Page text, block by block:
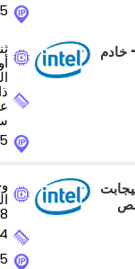
5 IPv4
خادم
5 IPv4
جيجابت
64
5 IPv4